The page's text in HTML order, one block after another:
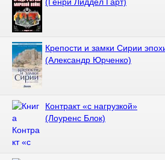
Крепости и замки Сирии
(Александр Юрченко)
Контракт «с нагрузкой»
(Лоуренс Блок)